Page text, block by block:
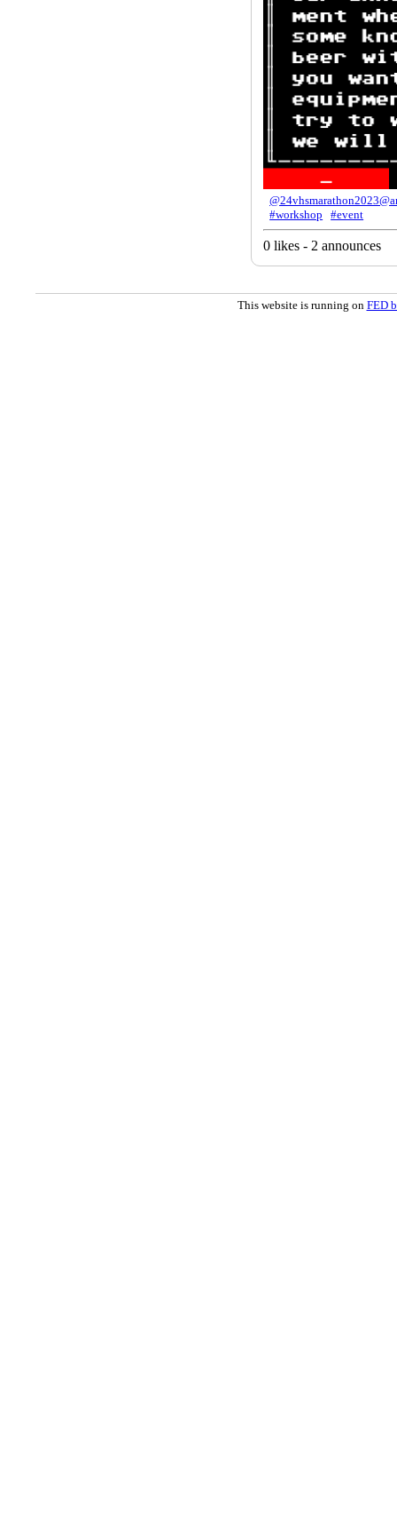
#workshop
#event
0 likes - 2 announces
This website is running on FED